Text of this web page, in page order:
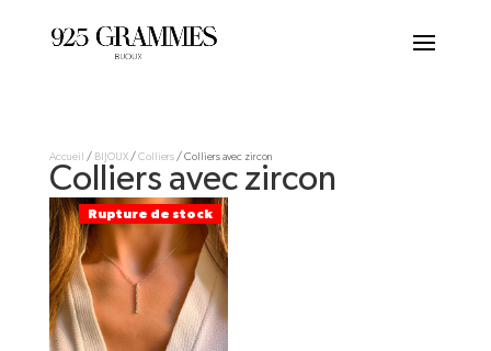
Accueil / BIJOUX/ Colliers/ Colliers avec zircon
Colliers avec zircon
Rupture de stock